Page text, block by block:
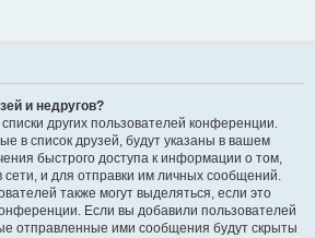
и недругов?
других пользователей конференции.
в список друзей, будут указаны в вашем
быстрого доступа к информации о том,
сети, и для отправки им личных сообщений.
также могут выделяться, если это
Если вы добавили пользователей
отправленные ими сообщения будут скрыты